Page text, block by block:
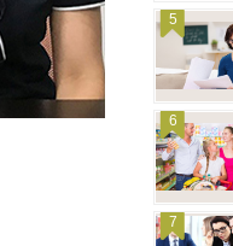
5
6
7